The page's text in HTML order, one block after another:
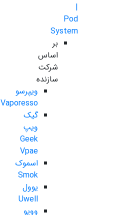
|
Pod
System
بر
اساس
شرکت
سازنده
ویپرسو
Vaporesso
گیک
ویپ
Geek
Vpae
اسموک
Smok
یوول
Uwell
ووپو